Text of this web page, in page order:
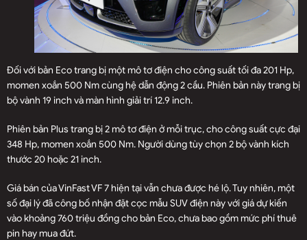
Đối với bản Eco trang bị một mô tơ điện cho công suất tối đa 201 Hp,
momen xoắn 500 Nm cùng hệ dẫn động 2 cầu. Phiên bản này trang bị
bộ vành 19 inch và màn hình giải trí 12.9 inch.
Phiên bản Plus trang bị 2 mô tơ điện ở mỗi trục, cho công suất cực đại
348 Hp, momen xoắn 500 Nm. Người dùng tùy chọn 2 bộ vành kích
thước 20 hoặc 21 inch.
Giá bán của VinFast VF 7 hiện tại vẫn chưa được hé lộ. Tuy nhiên, một
số đại lý đã công bố nhận đặt cọc mẫu SUV điện này với giá dự kiến
vào khoảng 760 triệu đồng cho bản Eco, chưa bao gồm mức phí thuê
pin hay mua đứt.​